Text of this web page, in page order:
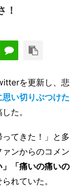
！
を更新し、悲
思い切りぶつけた
た。
てきた！」と多
ンからのコメン
」「痛いの痛いの
れていた。